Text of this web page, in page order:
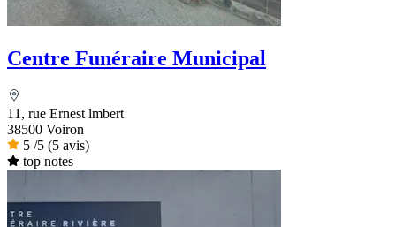
Centre Funéraire Municipal
11, rue Ernest lmbert
38500 Voiron
5 /5 (5 avis)
top notes